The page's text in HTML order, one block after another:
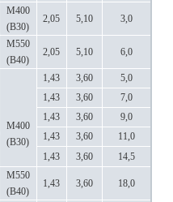
М400
(В30)
2,05 5,10 3,0
М550
(В40)
2,05 5,10 6,0
М400
(В30)
1,43 3,60
5,0
1,43 3,60
7,0
1,43 3,60
9,0
1,43 3,60
11,0
1,43 3,60 14,5
М550
(В40)
1,43 3,60 18,0